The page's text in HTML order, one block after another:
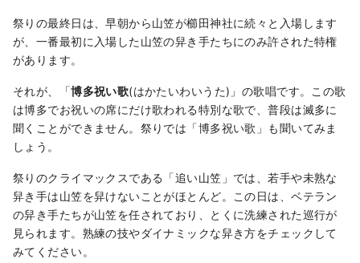
祭りの最終日は、早朝から山笠が櫛田神社に続々と入場します
が、一番最初に入場した山笠の舁き手たちにのみ許された特権
があります。
それが、「博多祝い歌(はかたいわいうた)」の歌唱です。この歌
は博多でお祝いの席にだけ歌われる特別な歌で、普段は滅多に
聞くことができません。祭りでは「博多祝い歌」も聞いてみま
しょう。
祭りのクライマックスである「追い山笠」では、若手や未熟な
舁き手は山笠を舁けないことがほとんど。この日は、ベテラン
の舁き手たちが山笠を任されており、とくに洗練された巡行が
見られます。熟練の技やダイナミックな舁き方をチェックして
みてください。